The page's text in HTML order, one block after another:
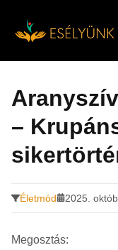
tartalomra
–
Életmód 2025.
Megosztás: